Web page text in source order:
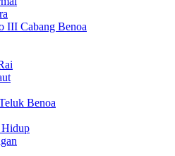
III Cabang Benoa
Benoa
Hidup